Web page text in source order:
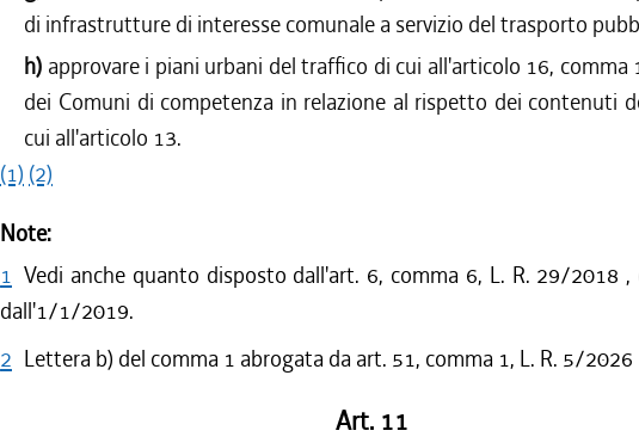
di infrastrutture di interesse comunale a servizio del trasporto
h) approvare i piani urbani del traffico di cui all'articolo 16, comma
dei Comuni di competenza in relazione al rispetto dei contenuti
cui all'articolo 13.
(1) (2)
Note:
1 Vedi anche quanto disposto dall'art. 6, comma 6, L. R. 29/2018
dall'1/1/2019.
2 Lettera b) del comma 1 abrogata da art. 51, comma 1, L. R. 5/2026
Art. 11